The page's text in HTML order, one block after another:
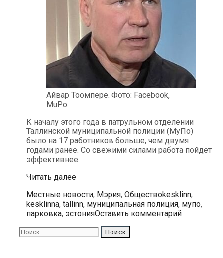
Айвар Тоомпере. Фото: Facebook,
MuPo.
К началу этого года в патрульном отделении
Таллинской муниципальной полиции (МуПо)
было на 17 работников больше, чем двумя
годами ранее. Со свежими силами работа пойдет
эффективнее.
Читать далееТаллинская
полиция
усиливает
свою
деятельность
Рубрики
Местные новости, Мэрия, ОбществоМетки
kesklinn,
kesklinna, tallinn, муниципальная полиция, мупо,
парковка, эстонияОставить комментарий
Поиск
для: